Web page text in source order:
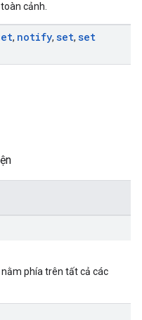
cảnh.
, notify, set, set
phía trên tất cả các